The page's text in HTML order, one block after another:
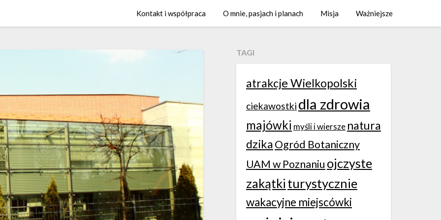
Kontakt i współpraca O mnie, pasjach i planach Misja Ważniejsze
TAGI
atrakcje Wielkopolski
ciekawostki dla zdrowia
majówki myśli i wiersze natura
dzikaOgród Botaniczny
UAM w Poznaniu ojczyste
zakątki turystycznie
wakacyjne miejscówki